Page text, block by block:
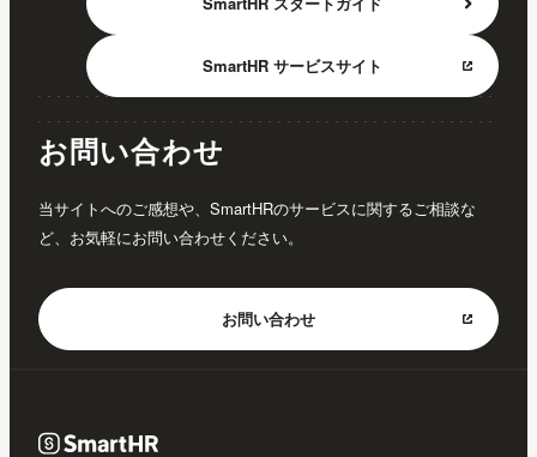
SmartHR サービスサイト
お問い合わせ
当サイトへのご感想や、SmartHRのサービスに関するご相談な
ど、お気軽にお問い合わせください。
お問い合わせ